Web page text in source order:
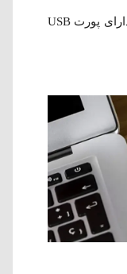
دیتا مدل SSD SC610 با دستگاه‌های دارای پورت USB